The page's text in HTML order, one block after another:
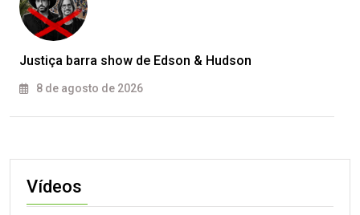
Justiça barra show de Edson & Hudson
8 de agosto de 2026
Vídeos